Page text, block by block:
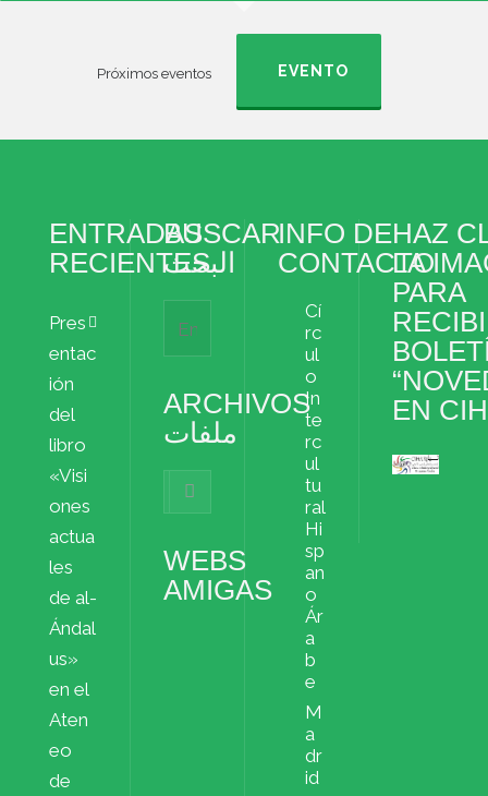
Próximos eventos EVENTO
ENTRADAS
RECIENTES
Pres
entac
ión
del
libro
«Visi
ones
actua
les
de al-
Ándal
us»
en el
Aten
eo
de
BUSCAR
البحث
ARCHIVOS
ملفات
ملفات
WEBS
AMIGAS
INFO DE
CONTACTO
Cí
rc
ul
o
In
te
rc
ul
tu
ral
Hi
sp
an
o
Ár
a
b
e
M
a
dr
id
HAZ
LA
PARA
EN